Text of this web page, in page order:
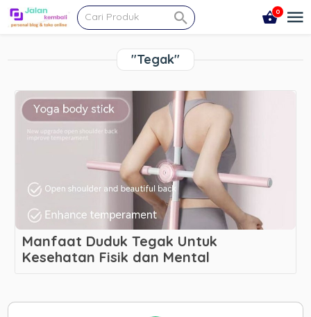
0
"Tegak"
Manfaat Duduk Tegak Untuk
Kesehatan Fisik dan Mental